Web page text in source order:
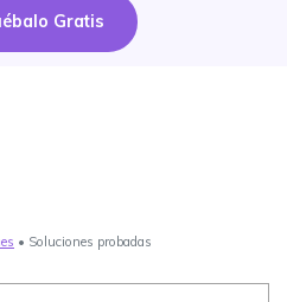
Gratis
• Soluciones probadas